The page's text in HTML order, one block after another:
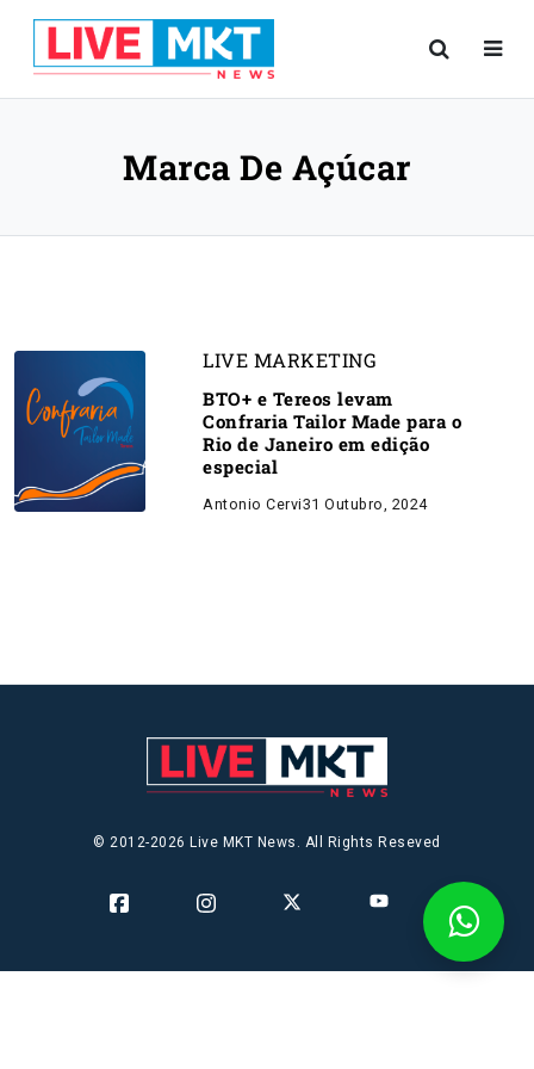
Marca De Açúcar
LIVE MARKETING
BTO+ e Tereos levam
Confraria Tailor Made para o
Rio de Janeiro em edição
especial
Antonio Cervi31 Outubro, 2024
© 2012-2026 Live MKT News. All Rights Reseved